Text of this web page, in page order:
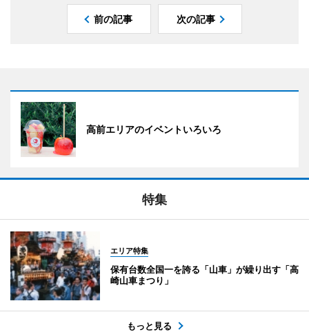
前の記事 次の記事
高前エリアのイベントいろいろ
特集
エリア特集
保有台数全国一を誇る「山車」が繰り出す「高
崎山車まつり」
もっと見る